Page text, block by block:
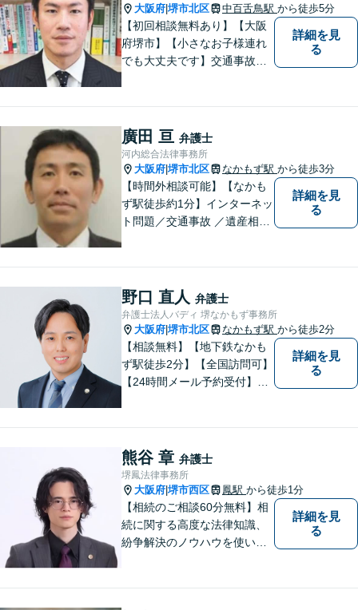
大阪府 堺市北区 中百舌鳥駅 から徒歩5分
【初回相談無料あり】【大阪
府堺市】【小さなお子様連れ
でも大丈夫です】交通事故、
詳細を見
る
廣田 亘 弁護士
河内総合法律事務所
大阪府 堺市北区 なかもず駅 から徒歩3分
【時間外相談可能】【なかも
ず駅徒歩約1分】インターネッ
ト問題／交通事故 ／遺産相
かりとお応えいたします。 お
気軽にご相談ください。
詳細を見
る
野口 直人 弁護士
弁護士法人バディ 堺なかもず事務所
大阪府 堺市北区 なかもず駅 から徒歩2分
【相談無料】【地下鉄なかも
ず駅徒歩2分】【全国訪問可】
【24時間メール予約受付】
ます。
詳細を見
る
熊谷 章 弁護士
堺鳳法律事務所
大阪府 堺市西区 鳳駅 から徒歩1分
【相続のご相談60分無料】相
続に関する高度な法律知識、
紛争解決のノウハウを使い、
詳細を見
る